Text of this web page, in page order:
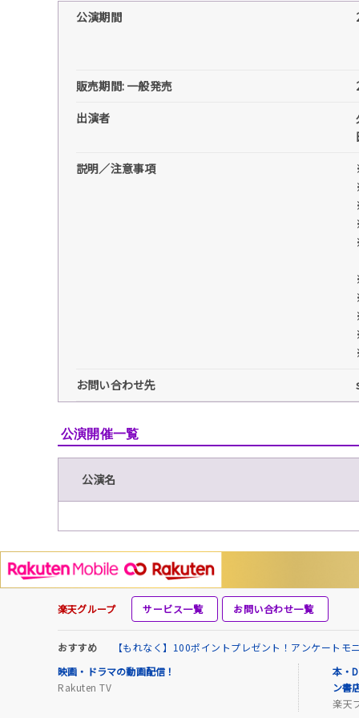
公演期間
販売期間: 一般発売
出演者
説明／注意事項
お問い合わせ先
公演開催一覧
公演名
楽天グループ サービス一覧 お問い合わせ一覧
おすすめ
【もれなく】100ポイントプレゼント！アンケート
映画・ドラマの動画配信！
Rakuten TV
本・
ン書
楽天